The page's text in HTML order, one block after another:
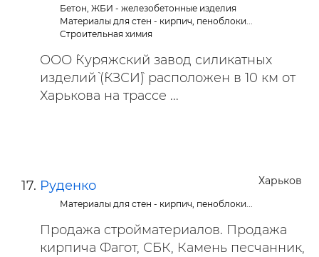
Бетон, ЖБИ - железобетонные изделия
Материалы для стен - кирпич, пеноблоки...
Строительная химия
ООО `Куряжский завод силикатных
изделий` (`КЗСИ`) расположен в 10 км от
Харькова на трассе ...
Харьков
Руденко
Материалы для стен - кирпич, пеноблоки...
Продажа стройматериалов. Продажа
кирпича Фагот, СБК, Камень песчанник,